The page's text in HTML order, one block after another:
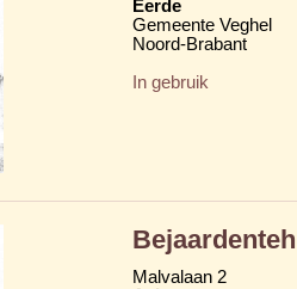
Eerde
Gemeente Veghel
Noord-Brabant
In gebruik
Malvalaan 2